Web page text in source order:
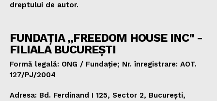
dreptului de autor.
FUNDAȚIA „FREEDOM HOUSE INC" -
FILIALA BUCUREȘTI
Formă legală: ONG / Fundație; Nr. înregistrare: AOT.
127/PJ/2004
Adresa: Bd. Ferdinand I 125, Sector 2, București,